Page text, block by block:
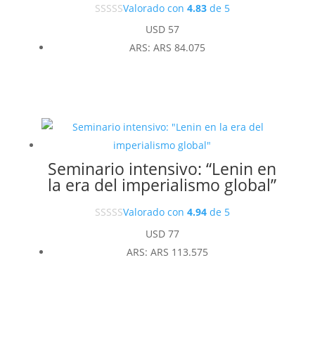
Valorado con 4.83de 5
USD57
ARS: ARS 84.075
Seminario intensivo: “Lenin en
la era del imperialismo global”
Valorado con 4.94de 5
USD77
ARS: ARS 113.575